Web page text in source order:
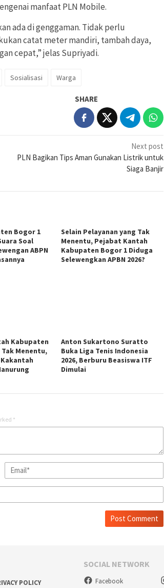
manfaat PLN Mobile.
ada di genggaman. Tidak perlu
catat meter mandiri, tambah daya,
cepat,” jelas Supriyadi.
Sosialisasi Warga
SHARE
Next post
PLN Bagikan Tips Aman Gunakan Listrik untuk
Siaga Banjir
Bogor 1
Soal
ABPN
Selain Pelayanan yang Tak
Menentu, Pejabat Kantah
Kabupaten Bogor 1 Diduga
Selewengkan APBN 2026?
Kabupaten
Menentu,
Anton Sukartono Suratto
Buka Liga Tenis Indonesia
2026, Berburu Beasiswa ITF
Dimulai
*
POLICY
SOCIAL NETWORK
Facebook